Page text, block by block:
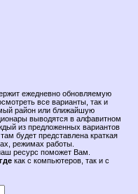
ежедневно обновляемую
все варианты, так и
район или ближайшую
выводятся в алфавитном
из предложенных вариантов
будет представлена краткая
режимах работы.
ресурс поможет Вам.
как с компьютеров, так и с